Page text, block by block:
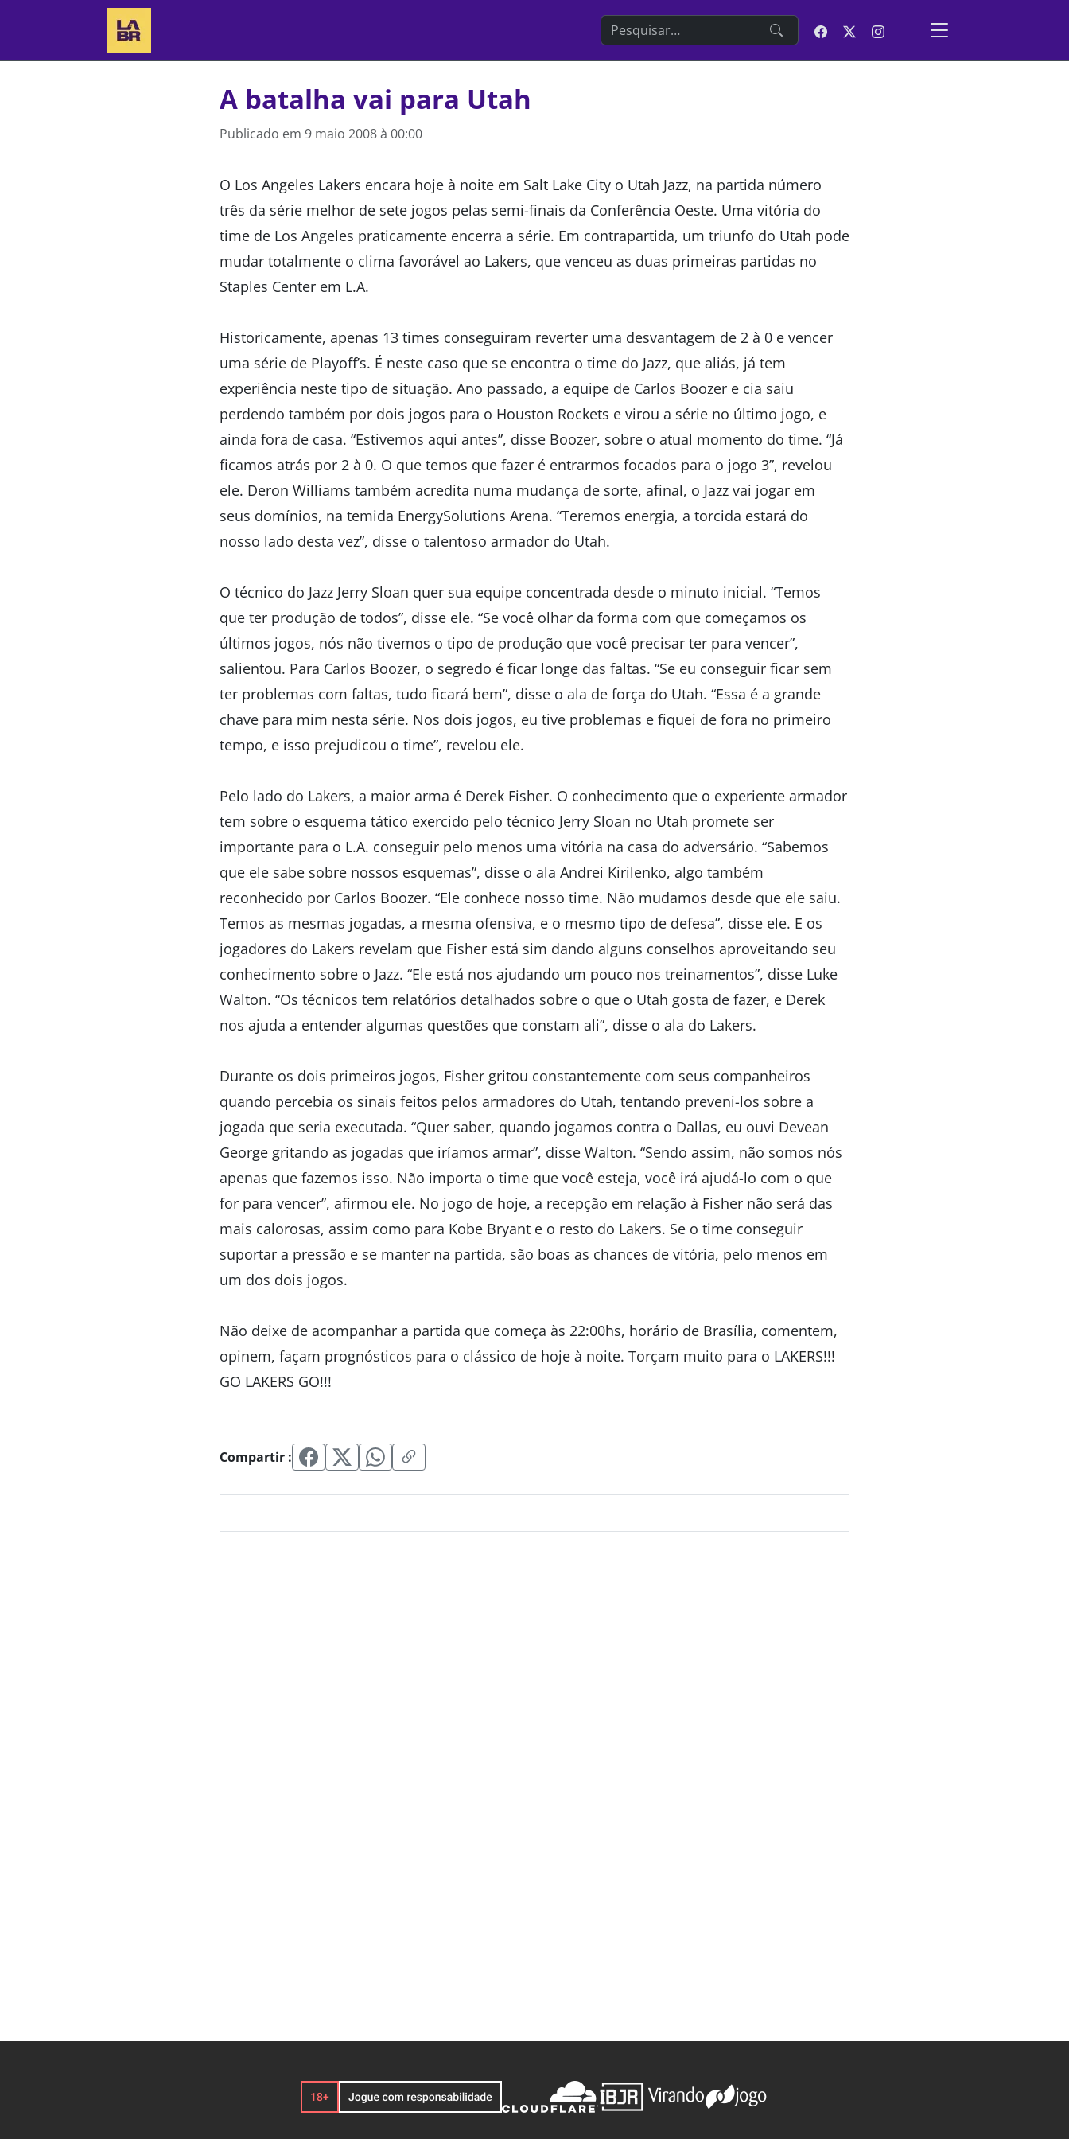
Search the website
A batalha vai para Utah
Publicado em 9 maio 2008 à 00:00
O Los Angeles Lakers encara hoje à noite em Salt Lake City o Utah Jazz, na partida número
três da série melhor de sete jogos pelas semi-finais da Conferência Oeste. Uma vitória do
time de Los Angeles praticamente encerra a série. Em contrapartida, um triunfo do Utah pode
mudar totalmente o clima favorável ao Lakers, que venceu as duas primeiras partidas no
Staples Center em L.A.
Historicamente, apenas 13 times conseguiram reverter uma desvantagem de 2 à 0 e vencer
uma série de Playoff’s. É neste caso que se encontra o time do Jazz, que aliás, já tem
experiência neste tipo de situação. Ano passado, a equipe de Carlos Boozer e cia saiu
perdendo também por dois jogos para o Houston Rockets e virou a série no último jogo, e
ainda fora de casa. “Estivemos aqui antes”, disse Boozer, sobre o atual momento do time. “Já
ficamos atrás por 2 à 0. O que temos que fazer é entrarmos focados para o jogo 3”, revelou
ele. Deron Williams também acredita numa mudança de sorte, afinal, o Jazz vai jogar em
seus domínios, na temida EnergySolutions Arena. “Teremos energia, a torcida estará do
nosso lado desta vez”, disse o talentoso armador do Utah.
O técnico do Jazz Jerry Sloan quer sua equipe concentrada desde o minuto inicial. “Temos
que ter produção de todos”, disse ele. “Se você olhar da forma com que começamos os
últimos jogos, nós não tivemos o tipo de produção que você precisar ter para vencer”,
salientou. Para Carlos Boozer, o segredo é ficar longe das faltas. “Se eu conseguir ficar sem
ter problemas com faltas, tudo ficará bem”, disse o ala de força do Utah. “Essa é a grande
chave para mim nesta série. Nos dois jogos, eu tive problemas e fiquei de fora no primeiro
tempo, e isso prejudicou o time”, revelou ele.
Pelo lado do Lakers, a maior arma é Derek Fisher. O conhecimento que o experiente armador
tem sobre o esquema tático exercido pelo técnico Jerry Sloan no Utah promete ser
importante para o L.A. conseguir pelo menos uma vitória na casa do adversário. “Sabemos
que ele sabe sobre nossos esquemas”, disse o ala Andrei Kirilenko, algo também
reconhecido por Carlos Boozer. “Ele conhece nosso time. Não mudamos desde que ele saiu.
Temos as mesmas jogadas, a mesma ofensiva, e o mesmo tipo de defesa”, disse ele. E os
jogadores do Lakers revelam que Fisher está sim dando alguns conselhos aproveitando seu
conhecimento sobre o Jazz. “Ele está nos ajudando um pouco nos treinamentos”, disse Luke
Walton. “Os técnicos tem relatórios detalhados sobre o que o Utah gosta de fazer, e Derek
nos ajuda a entender algumas questões que constam ali”, disse o ala do Lakers.
Durante os dois primeiros jogos, Fisher gritou constantemente com seus companheiros
quando percebia os sinais feitos pelos armadores do Utah, tentando preveni-los sobre a
jogada que seria executada. “Quer saber, quando jogamos contra o Dallas, eu ouvi Devean
George gritando as jogadas que iríamos armar”, disse Walton. “Sendo assim, não somos nós
apenas que fazemos isso. Não importa o time que você esteja, você irá ajudá-lo com o que
for para vencer”, afirmou ele. No jogo de hoje, a recepção em relação à Fisher não será das
mais calorosas, assim como para Kobe Bryant e o resto do Lakers. Se o time conseguir
suportar a pressão e se manter na partida, são boas as chances de vitória, pelo menos em
um dos dois jogos.
Não deixe de acompanhar a partida que começa às 22:00hs, horário de Brasília, comentem,
opinem, façam prognósticos para o clássico de hoje à noite. Torçam muito para o LAKERS!!!
GO LAKERS GO!!!
Compartir :